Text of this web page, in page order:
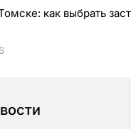
как выбрать